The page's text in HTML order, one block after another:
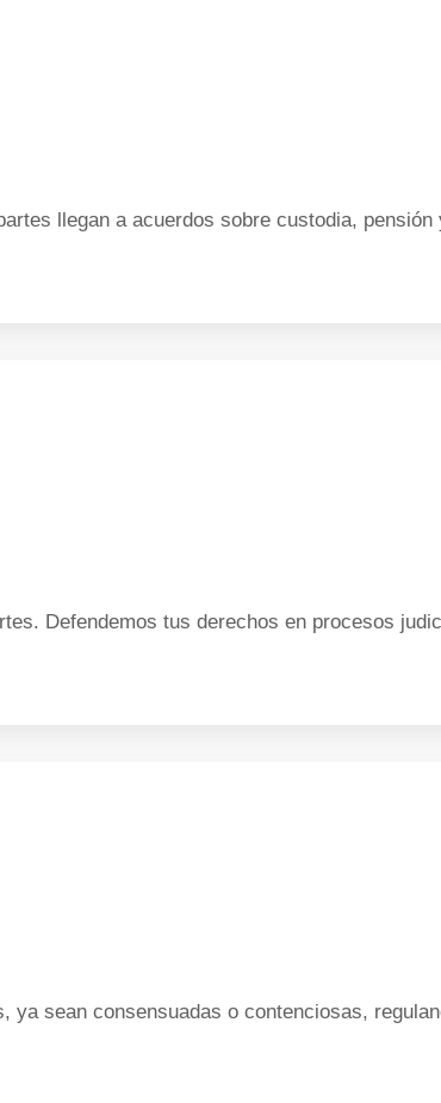
llegan a acuerdos sobre custodia,
Defendemos tus derechos en procesos
sean consensuadas o contenciosas,